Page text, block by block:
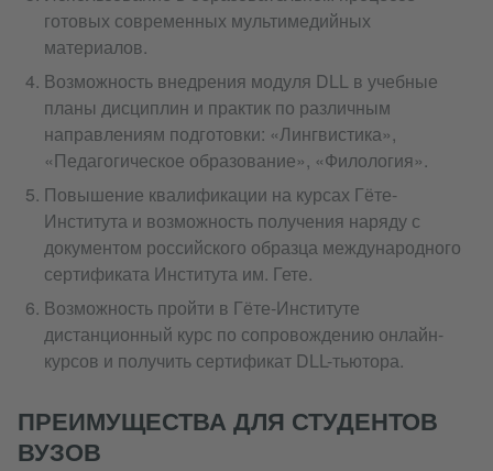
готовых современных мультимедийных
материалов.
Возможность внедрения модуля DLL в учебные
планы дисциплин и практик по различным
направлениям подготовки: «Лингвистика»,
«Педагогическое образование», «Филология».
Повышение квалификации на курсах Гёте-
Института и возможность получения наряду с
документом российского образца международного
сертификата Института им. Гете.
Возможность пройти в Гёте-Институте
дистанционный курс по сопровождению онлайн-
курсов и получить сертификат DLL-тьютора.
ПРЕИМУЩЕСТВА ДЛЯ СТУДЕНТОВ
ВУЗОВ